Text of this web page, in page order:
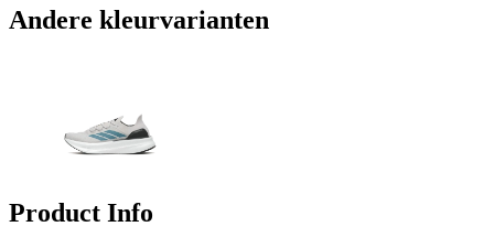
Andere kleurvarianten
Product Info